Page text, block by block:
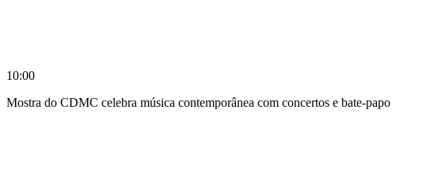
10:00
Mostra do CDMC celebra música contemporânea com concertos e bate-papo